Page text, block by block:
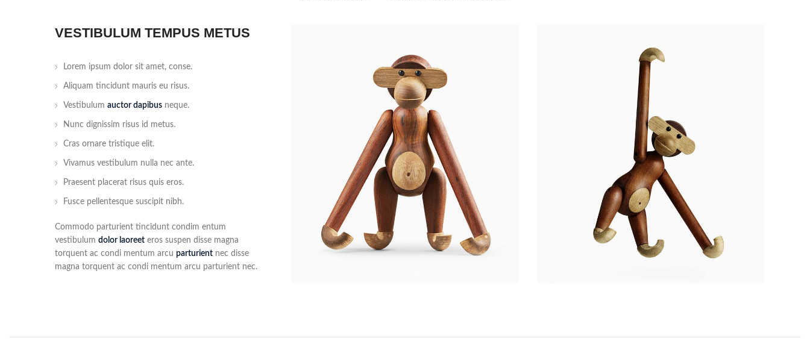
VESTIBULUM TEMPUS METUS
Lorem ipsum dolor sit amet, conse.
Aliquam tincidunt mauris eu risus.
Vestibulum auctor dapibus neque.
Nunc dignissim risus id metus.
Cras ornare tristique elit.
Vivamus vestibulum nulla nec ante.
Praesent placerat risus quis eros.
Fusce pellentesque suscipit nibh.
Commodo parturient tincidunt condim entum
vestibulum dolor laoreet eros suspen disse magna
torquent ac condi mentum arcu parturient nec disse
magna torquent ac condi mentum arcu parturient nec.